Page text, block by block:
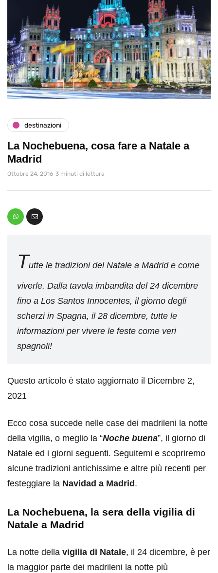
destinazioni
La Nochebuena, cosa fare a Natale a
Madrid
Ottobre 24, 2016 3 minuti di lettura
Tutte le tradizioni del Natale a Madrid e come
viverle. Dalla tavola imbandita del 24 dicembre
fino a Los Santos Innocentes, il giorno degli
scherzi in Spagna, il 28 dicembre, tutte le
informazioni per vivere le feste come veri
spagnoli!
Questo articolo è stato aggiornato il Dicembre 2,
2021
Ecco cosa succede nelle case dei madrileni la notte
della vigilia, o meglio la “Noche buena”, il giorno di
Natale ed i giorni seguenti. Seguitemi e scopriremo
alcune tradizioni antichissime e altre più recenti per
festeggiare la Navidad a Madrid .
La Nochebuena, la sera della vigilia di
Natale a Madrid
La notte della vigilia di Natale, il 24 dicembre, è per
la maggior parte dei madrileni la notte più